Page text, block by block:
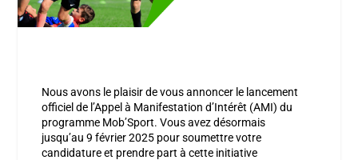
Nous avons le plaisir de vous annoncer le lancement
officiel de l’Appel à Manifestation d’Intérêt (AMI) du
programme Mob’Sport. Vous avez désormais
jusqu’au9 février 2025 pour soumettre votre
candidature et prendre part à cette initiative